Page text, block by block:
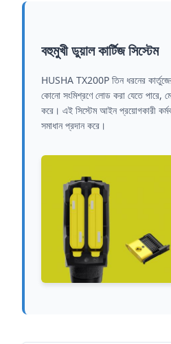
বহুমুখী ডুয়াল কার্টিজ সিস্টেম
HUSHA TX200P তিন ধরনের কার্তুজের
কোনো সংমিশ্রণে লোড করা যেতে পারে,
করে। এই সিস্টেম আইন প্রয়োগকারী
সমাধান প্রদান করে।